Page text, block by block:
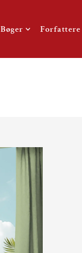
Bøger
Forfattere